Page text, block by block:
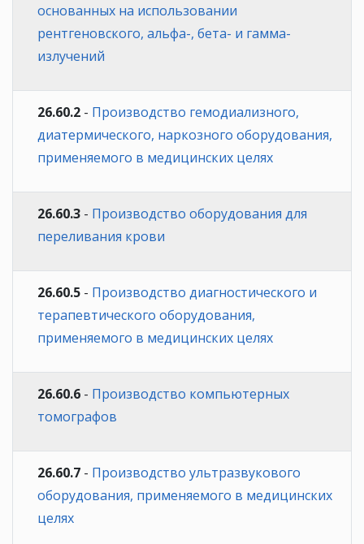
основанных на использовании
рентгеновского, альфа-, бета- и гамма-
излучений
26.60.2 - Производство гемодиализного,
диатермического, наркозного оборудования,
применяемого в медицинских целях
26.60.3 - Производство оборудования для
переливания крови
26.60.5 - Производство диагностического и
терапевтического оборудования,
применяемого в медицинских целях
26.60.6 - Производство компьютерных
томографов
26.60.7 - Производство ультразвукового
оборудования, применяемого в медицинских
целях